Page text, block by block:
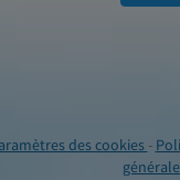
des cookies -